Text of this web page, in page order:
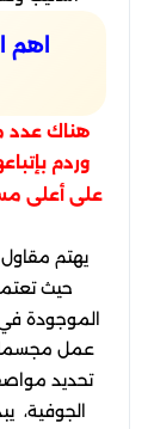
اهم
هناك عدد
وردم
على أعلى
يهتم مقاول
حيث
الموجودة في
عمل
تحديد
الجوفية،